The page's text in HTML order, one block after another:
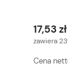
17,53 zł
zawiera
Cena